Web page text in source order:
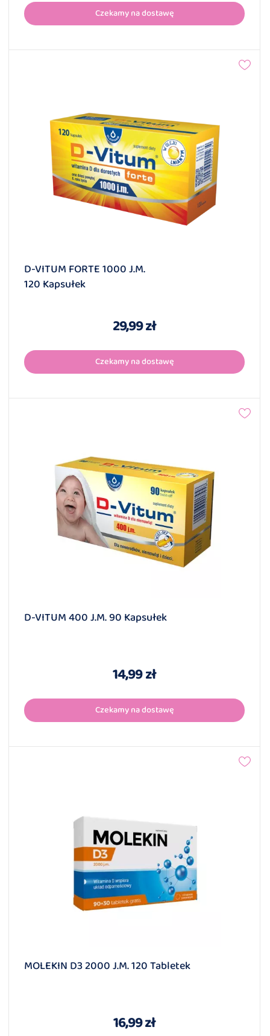
Czekamy na dostawę
D-VITUM FORTE 1000 J.m.
120 Kapsułek
29,99 zł
Czekamy na dostawę
D-VITUM 400 J.m. 90 Kapsułek
14,99 zł
Czekamy na dostawę
MOLEKIN D3 2000 J.m. 120 Tabletek
16,99 zł